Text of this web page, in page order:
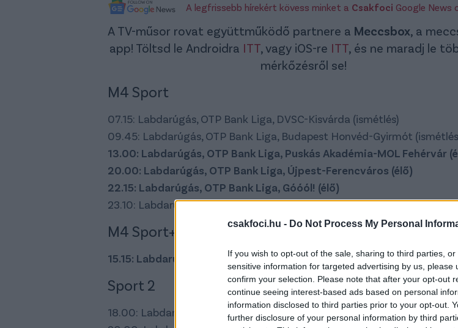
csakfoci.hu - Do Not Process My Personal
If you wish to opt-out of the sale, sharing to third parties,
sensitive information for targeted advertising by us, please
confirm your selection. Please note that after your opt-out
continue seeing interest-based ads based on personal
information disclosed to third parties prior to your opt-out.
further disclosure of your personal information by third
A legfrissebb hírekért kövess minket a Csakfoci Google News
A TV-műsor rovat együttműködő partnere a Meccsbox , a
app! Töltsd le Androidra ITT , vagy iOS-re ITT , és ne maradj le
mérkőzésről se!
M4 Sport
07.15: Labdarúgás, OTP Bank Liga, DVSC-Kisvárda (ismétlés)
09.45: Labdarúgás, OTP Bank Liga, Budapest Honvéd-Gyirmót
13.00: Labdarúgás, OTP Bank Liga, Puskás Akadémia-MOL Fehérvár
20.00: Labdarúgás, OTP Bank Liga, Újpest-Ferencváros (élő)
22.15: Labdarúgás, OTP Bank Liga, Góóól! (élő)
23.10: Labdarúgás, OTP Bank Liga, Mezőkövesd-MTK (ismétlés)
M4 Sport+
15.15: Labdarúgás, OTP Bank Liga, Mezőkövesd-MTK (élő)
Sport 2
18.00: Labdarúgás, Bajnokok Ligája, csoportkör, PSG-Leipzig (ismétlés)